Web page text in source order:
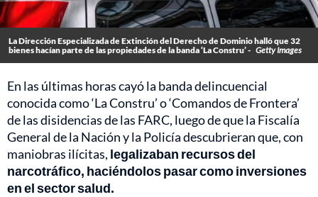
La Dirección Especializada de Extinción del Derecho de Dominio halló que 32
bienes hacían parte de las propiedades de la banda ‘La Constru’ - Getty Images
En las últimas horas cayó la banda delincuencial
conocida como ‘La Constru’ o ‘Comandos de Frontera’
de las disidencias de las FARC, luego de que la Fiscalía
General de la Nación y la Policía descubrieran que, con
maniobras ilícitas, legalizaban recursos del
narcotráfico, haciéndolos pasar como inversiones
en el sector salud.